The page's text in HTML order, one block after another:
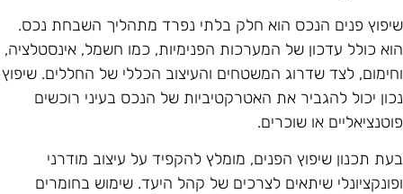
פנים הנכס הוא חלק בלתי נפרד מתהליך השבחת נכס.
כולל עדכון של המערכות הפנימיות, כמו חשמל, אינסטלציה,
לצד שדרוג המשטחים והעיצוב הכללי של החללים. שיפוץ
יכול להגביר את האטרקטיביות של הנכס בעיני רוכשים
או שוכרים.
תכנון שיפוץ הפנים, מומלץ להקפיד על עיצוב מודרני
שיתאים לצרכים של קהל היעד. שימוש בחומרים